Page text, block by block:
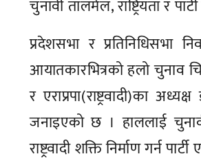
चुनावी तालमेल, राष्ट्रियता र
प्रदेशसभा र प्रतिनिधिसभा
आयातकारभित्रको हलो चुनाव
र एराप्रपा(राष्ट्रवादी)का
जनाइएको छ । हाललाई
राष्ट्रवादी शक्ति निर्माण गर्न